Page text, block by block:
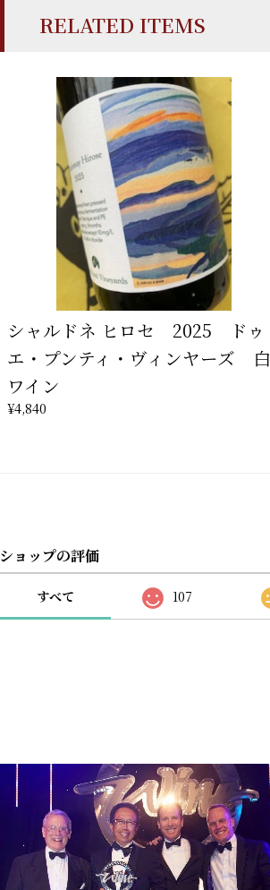
RELATED ITEMS
シャルドネ ヒロセ 2025 ドゥ
エ・プンティ・ヴィンヤーズ 白
ワイン
¥4,840
ショップの評価
すべて 107